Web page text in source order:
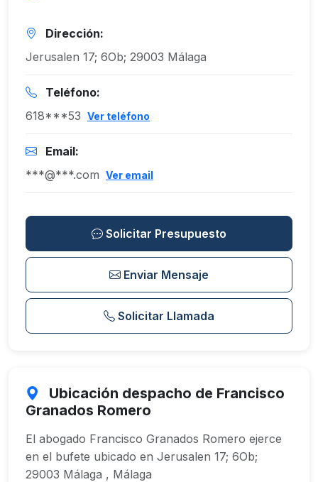
Dirección:
Jerusalen 17; 6Ob; 29003 Málaga
Teléfono:
618***53 Ver teléfono
Email:
***@***.com Ver email
Solicitar Presupuesto
Enviar Mensaje
Solicitar Llamada
Ubicación despacho de Francisco
Granados Romero
El abogado Francisco Granados Romero ejerce
en el bufete ubicado en Jerusalen 17; 6Ob;
29003 Málaga , Málaga